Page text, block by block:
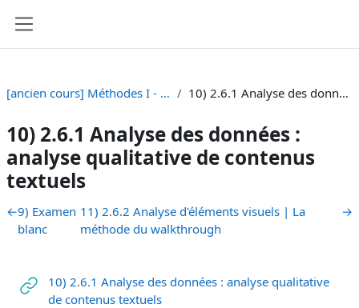
[ancien cours] Méthodes I - BA Sciences de la Communication [SA 23] 10) 2.6.1 Analyse des données : analyse qualitative de contenus textuels
10) 2.6.1 Analyse des données :
analyse qualitative de contenus
textuels
Schema della sezione
←9) Examen
blanc
11) 2.6.2 Analyse d'éléments visuels | La
méthode du walkthrough
→
10) 2.6.1 Analyse des données : analyse qualitative
de contenus textuelsURL